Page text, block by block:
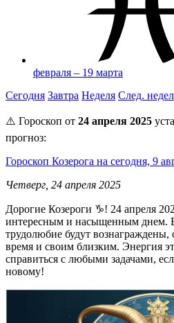
февраля – 19 марта
Сегодня Завтра Неделя След.
⚠️ Гороскоп от 24 апреля 2025
прогноз:
Гороскоп Козерога на сегодня, 9
Четверг, 24 апреля 2025
Дорогие Козероги ♑! 24 апреля
интересным и насыщенным днем.
трудолюбие будут вознаграждены,
время и своим близким. Энергия
справиться с любыми задачами,
новому!